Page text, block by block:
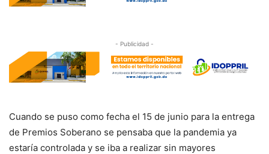
- Publicidad -
Cuando se puso como fecha el 15 de junio para la entrega
de Premios Soberano se pensaba que la pandemia ya
estaría controlada y se iba a realizar sin mayores